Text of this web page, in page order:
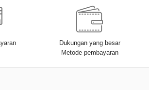
Dukungan yang besar
Metode pembayaran